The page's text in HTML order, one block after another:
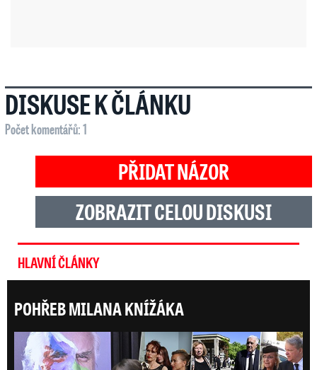
DISKUSE K ČLÁNKU
Počet komentářů: 1
PŘIDAT NÁZOR
ZOBRAZIT CELOU DISKUSI
HLAVNÍ ČLÁNKY
POHŘEB MILANA KNÍŽÁKA